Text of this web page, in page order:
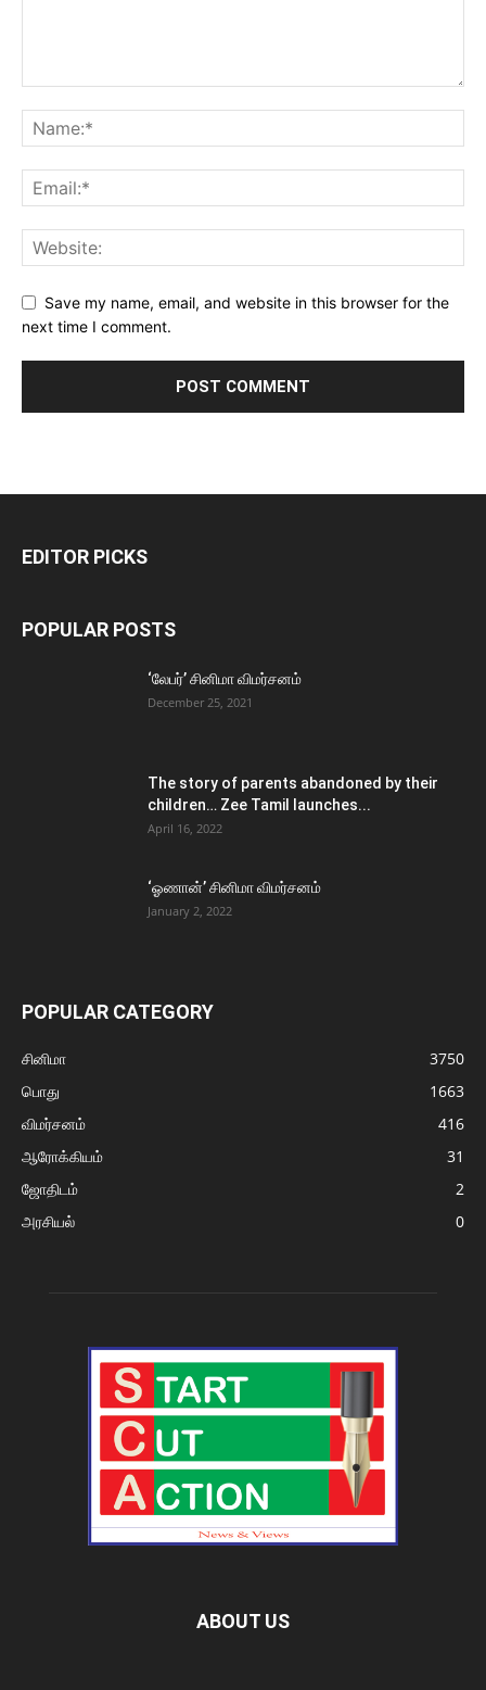
Save my name, email, and website in this browser for the
next time I comment.
EDITOR PICKS
POPULAR POSTS
‘லேபர்’ சினிமா விமர்சனம்
December 25, 2021
The story of parents abandoned by their
children… Zee Tamil launches...
April 16, 2022
‘ஓணான்’ சினிமா விமர்சனம்
January 2, 2022
POPULAR CATEGORY
சினிமா
3750
பொது
1663
விமர்சனம்
416
ஆரோக்கியம்
31
ஜோதிடம்
2
அரசியல்
0
ABOUT US